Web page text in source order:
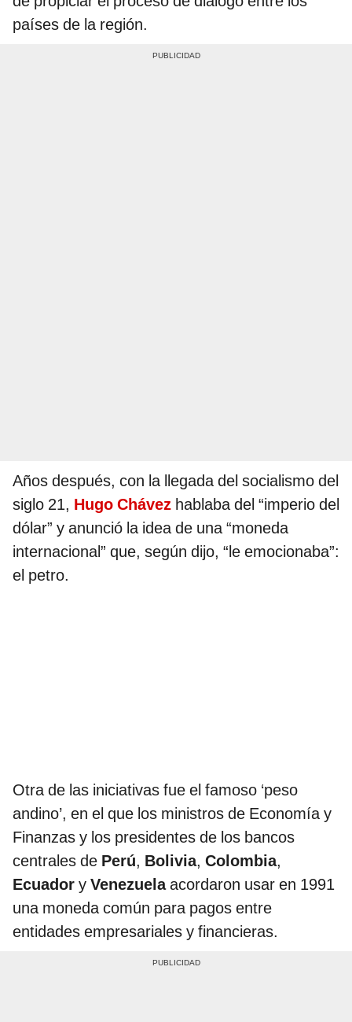
países de la región.
Años después, con la llegada del socialismo del
siglo 21, Hugo Chávez hablaba del “imperio del
dólar” y anunció la idea de una “moneda
internacional” que, según dijo, “le emocionaba”:
el petro.
Otra de las iniciativas fue el famoso ‘peso
andino’, en el que los ministros de Economía y
Finanzas y los presidentes de los bancos
centrales de Perú, Bolivia, Colombia,
Ecuador y Venezuelaacordaron usar en 1991
una moneda común para pagos entre
entidades empresariales y financieras.